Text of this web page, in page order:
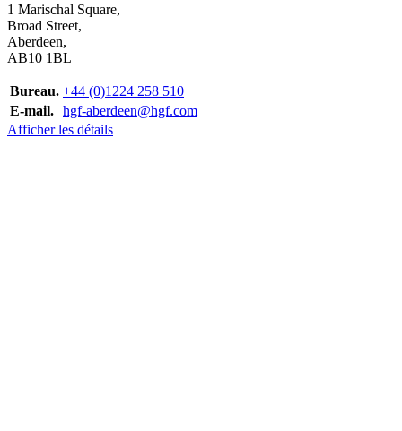
1 Marischal Square,
Broad Street,
Aberdeen,
AB10 1BL
Bureau. +44 (0)1224 258 510
E-mail. hgf-aberdeen@hgf.com
Afficher les détails